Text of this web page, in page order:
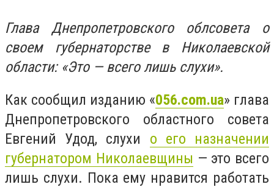
Глава Днепропетровского облсовета о
своем губернаторстве в Николаевской
области: «Это — всего лишь слухи».
Как сообщил изданию «056.com.ua» глава
Днепропетровского областного совета
Евгений Удод, слухи о его назначении
губернатором Николаевщины — это всего
лишь слухи. Пока ему нравится работать